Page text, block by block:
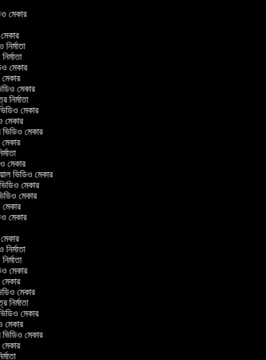
মেকার
নির্মাতা
মেকার
মেকার
মেকার
নির্মাতা
মেকার
মেকার
ভিডিও মেকার
মেকার
মেকার
ভিডিও মেকার
মেকার
মেকার
মেকার
মেকার
নির্মাতা
মেকার
মেকার
মেকার
নির্মাতা
মেকার
মেকার
ভিডিও মেকার
মেকার